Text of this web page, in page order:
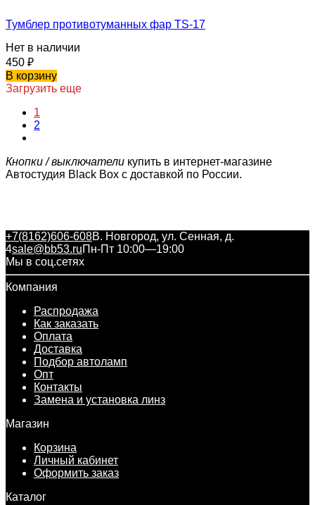
Тумблер противотуманных фар TS-17
Нет в наличии
450 ₽
В корзину
Загрузить еще
1
2
Кнопки / выключатели купить в интернет-магазине
Автостудия Black Box с доставкой по России.
+7(8162)606-608В. Новгород, ул. Сенная, д.
4sale@bb53.ruПн-Пт 10:00—19:00
Мы в соц.сетях
Компания
Распродажа
Как заказать
Оплата
Доставка
Подбор автоламп
Опт
Контакты
Замена и установка линз
Магазин
Корзина
Личный кабинет
Оформить заказ
Каталог